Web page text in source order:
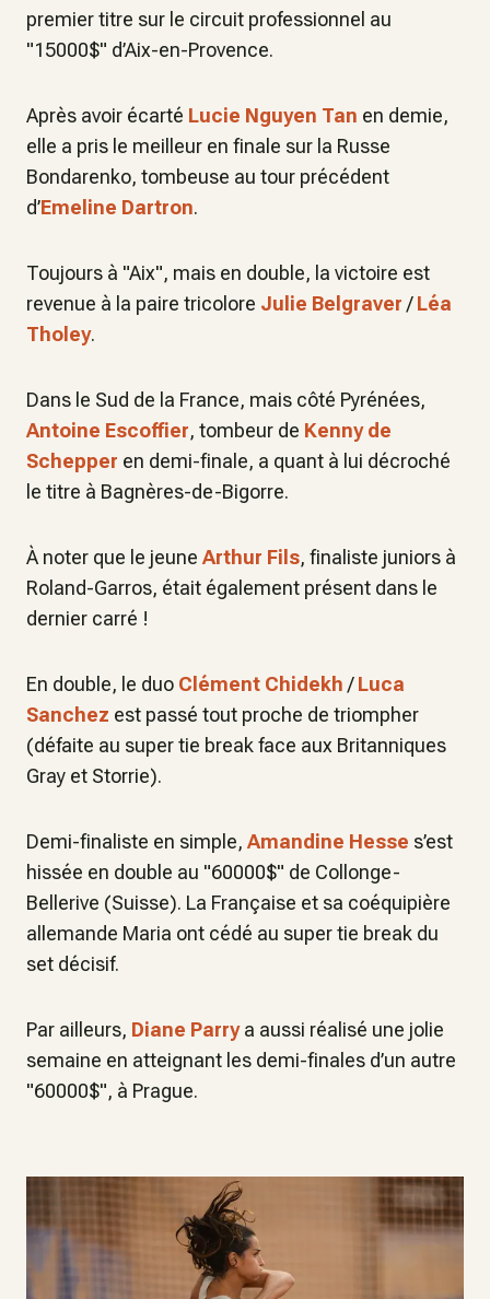
premier titre sur le circuit professionnel au
"15000$" d’Aix-en-Provence.
Après avoir écarté Lucie Nguyen Tan en demie,
elle a pris le meilleur en finale sur la Russe
Bondarenko, tombeuse au tour précédent
d’Emeline Dartron.
Toujours à "Aix", mais en double, la victoire est
revenue à la paire tricolore Julie Belgraver /Léa
Tholey.
Dans le Sud de la France, mais côté Pyrénées,
Antoine Escoffier, tombeur de Kenny de
Schepper en demi-finale, a quant à lui décroché
le titre à Bagnères-de-Bigorre.
À noter que le jeune Arthur Fils, finaliste juniors à
Roland-Garros, était également présent dans le
dernier carré !
En double, le duo Clément Chidekh /Luca
Sanchez est passé tout proche de triompher
(défaite au super tie break face aux Britanniques
Gray et Storrie).
Demi-finaliste en simple, Amandine Hesse s’est
hissée en double au "60000$" de Collonge-
Bellerive (Suisse). La Française et sa coéquipière
allemande Maria ont cédé au super tie break du
set décisif.
Par ailleurs, Diane Parrya aussi réalisé une jolie
semaine en atteignant les demi-finales d’un autre
"60000$", à Prague.